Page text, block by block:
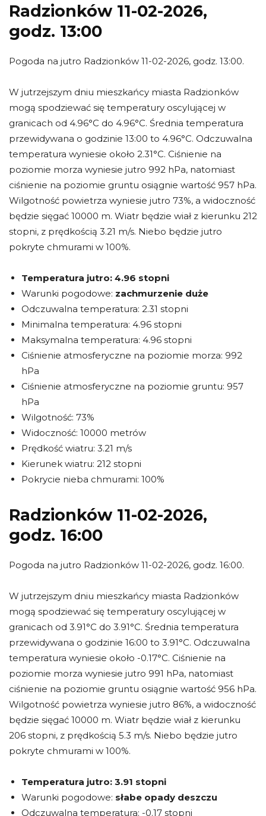
Radzionków 11-02-2026,
godz. 13:00
Pogoda na jutro Radzionków 11-02-2026, godz. 13:00.
W jutrzejszym dniu mieszkańcy miasta Radzionków
mogą spodziewać się temperatury oscylującej w
granicach od 4.96°C do 4.96°C. Średnia temperatura
przewidywana o godzinie 13:00 to 4.96°C. Odczuwalna
temperatura wyniesie około 2.31°C. Ciśnienie na
poziomie morza wyniesie jutro 992 hPa, natomiast
ciśnienie na poziomie gruntu osiągnie wartość 957 hPa.
Wilgotność powietrza wyniesie jutro 73%, a widoczność
będzie sięgać 10000 m. Wiatr będzie wiał z kierunku 212
stopni, z prędkością 3.21 m/s. Niebo będzie jutro
pokryte chmurami w 100%.
Temperatura jutro: 4.96 stopni
Warunki pogodowe: zachmurzenie duże
Odczuwalna temperatura: 2.31 stopni
Minimalna temperatura: 4.96 stopni
Maksymalna temperatura: 4.96 stopni
Ciśnienie atmosferyczne na poziomie morza: 992
hPa
Ciśnienie atmosferyczne na poziomie gruntu: 957
hPa
Wilgotność: 73%
Widoczność: 10000 metrów
Prędkość wiatru: 3.21 m/s
Kierunek wiatru: 212 stopni
Pokrycie nieba chmurami: 100%
Radzionków 11-02-2026,
godz. 16:00
Pogoda na jutro Radzionków 11-02-2026, godz. 16:00.
W jutrzejszym dniu mieszkańcy miasta Radzionków
mogą spodziewać się temperatury oscylującej w
granicach od 3.91°C do 3.91°C. Średnia temperatura
przewidywana o godzinie 16:00 to 3.91°C. Odczuwalna
temperatura wyniesie około -0.17°C. Ciśnienie na
poziomie morza wyniesie jutro 991 hPa, natomiast
ciśnienie na poziomie gruntu osiągnie wartość 956 hPa.
Wilgotność powietrza wyniesie jutro 86%, a widoczność
będzie sięgać 10000 m. Wiatr będzie wiał z kierunku
206 stopni, z prędkością 5.3 m/s. Niebo będzie jutro
pokryte chmurami w 100%.
Temperatura jutro: 3.91 stopni
Warunki pogodowe: słabe opady deszczu
Odczuwalna temperatura: -0.17 stopni